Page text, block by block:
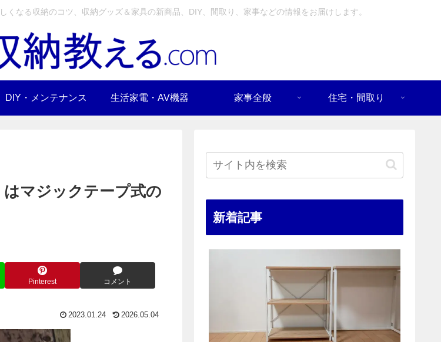
なる収納のコツ、収納グッズ＆家具の新商品、DIY、間取り、家事などの情報をお届けします。
DIY・メンテナンス 生活家電・AV機器 家事全般 住宅・間取り
マジックテープ式の
Pinterest コメント
2023.01.24 2026.05.04
新着記事